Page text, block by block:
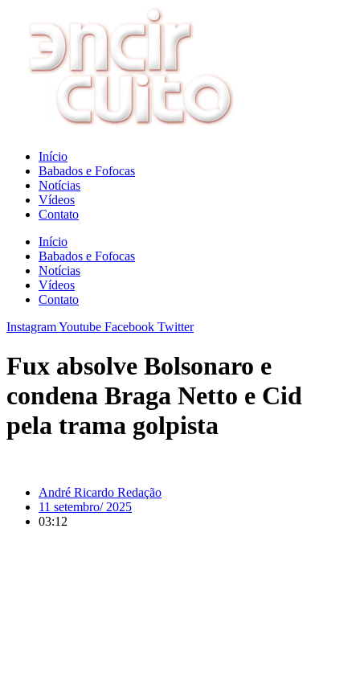
conteúdo
Início
Babados e Fofocas
Notícias
Vídeos
Contato
Início
Babados e Fofocas
Notícias
Vídeos
Contato
InstagramYoutube Facebook Twitter
Fux absolve Bolsonaro e
condena Braga Netto e Cid
pela trama golpista
André Ricardo Redação
11 setembro/ 2025
03:12